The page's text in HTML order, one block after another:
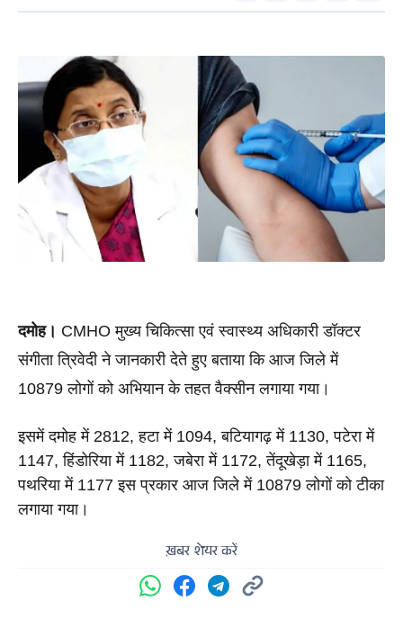
दमोह। CMHO मुख्य चिकित्सा एवं स्वास्थ्य अधिकारी डॉक्टर
संगीता त्रिवेदी ने जानकारी देते हुए बताया कि आज जिले में
10879 लोगों को अभियान के तहत वैक्सीन लगाया गया।
इसमें दमोह में 2812, हटा में 1094, बटियागढ़ में 1130, पटेरा में
1147, हिंडोरिया में 1182, जबेरा में 1172, तेंदूखेड़ा में 1165,
पथरिया में 1177 इस प्रकार आज जिले में 10879 लोगों को टीका
लगाया गया।
ख़बर शेयर करें